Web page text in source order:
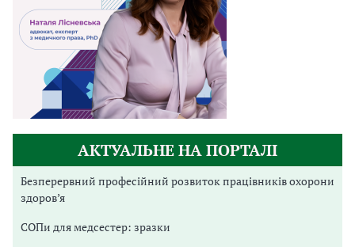
АКТУАЛЬНЕ НА ПОРТАЛІ
Безперервний професійний розвиток працівників охорони
здоров’я
СОПи для медсестер: зразки